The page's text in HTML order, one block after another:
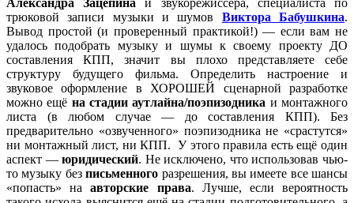
3.
Далее следует
репортаж с
места
преступления
и интервью.
просто: человек рассказывает об убийстве, а
потом берет интервью у местного жителя,
который в процессе перевоплощается в
героя (тоже очень важно, чтобы все это
выглядело неряшливо и забавно, именно из
этого и растёт контраст между
программами и комнатой героя).
4.
И напоследок
реклама
препарата
смерти.
Дальше герой переключает на рекламу
препарата. Там герой приходит уставший
домой и говорит о желании смерти и
рассказывает, что все перепробовал, но
никак не может добиться, тут появляется
доктор с препаратом и говорит,что это
то,что нужно.
трюковой записи музыки и шумов Виктора Бабушкина.
Вывод простой (и проверенный практикой!) — если вам не
удалось подобрать музыку и шумы к своему проекту ДО
составления КПП, значит вы плохо представляете себе
структуру будущего фильма. Определить настроение и
звуковое оформление в ХОРОШЕЙ сценарной разработке
можно ещё на стадии аутлайна/поэпизодника и монтажного
листа (в любом случае — до составления КПП). Без
предварительно «озвученного» поэпизодника не «срастутся»
ни монтажный лист, ни КПП. У этого правила есть ещё один
аспект —юридический. Не исключено, что использовав чью-
то музыку безписьменного разрешения, вы имеете все шансы
«попасть» наавторские права. Лучше, если вероятность